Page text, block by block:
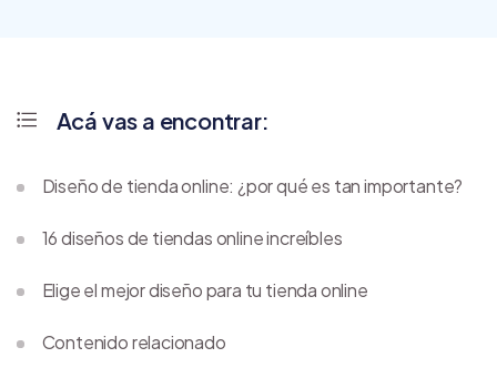
Acá vas a encontrar:
Diseño de tienda online: ¿por qué es tan importante?
16 diseños de tiendas online increíbles
Elige el mejor diseño para tu tienda online
Contenido relacionado